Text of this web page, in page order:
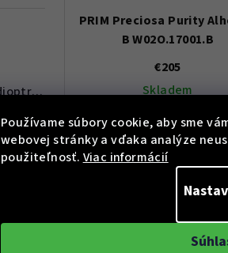
Používame súbory cookie, aby sme
webovej stránky a vďaka analýze
použiteľnosť. Viac informácií
Harley-Davidson obrúčky na dioptrické okuliare HD00011 026 55
Casio AE-1200WHL-5AVEF Timeless Collection 42mm 10ATM
PRIM Preciosa Purity
B W02O.17001.B
€205
Skladem
Do košíka